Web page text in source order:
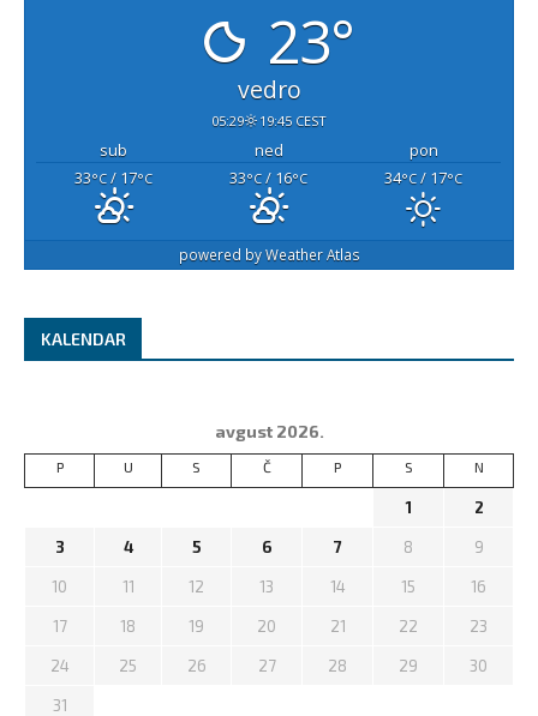
23°
vedro
05:29 19:45 CEST
sub ned
pon
33°C / 17°C 33°C / 16°C 34°C / 17°C
powered byWeather Atlas
KALENDAR
avgust 2026.
P U S Č P S N
1 2
3 4 5 6 7 8 9
10 11 12 13 14 15 16
17 18 19 20 21 22 23
24 25 26 27 28 29 30
31